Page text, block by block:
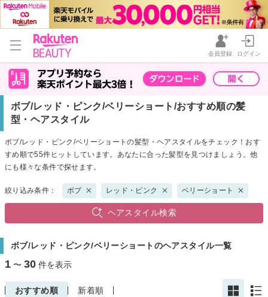
会員登録 ログイン
ボブ/レッド・ピンク/ベリーショート/おすすめ順の髪
型・ヘアスタイル
ボブ/レッド・ピンク/ベリーショートの髪型・ヘアスタイルをチェック！おす
すめ順で55件ヒットしています。あなたに合った髪型を見つけましょう。他
にも様々な条件で探せます。
絞り込み条件： ボブ レッド・ピンク ベリーショート
ヘアスタイル検索
ボブ/レッド・ピンク/ベリーショートのヘアスタイル一覧
1 〜 30 件を表示
おすすめ順 新着順